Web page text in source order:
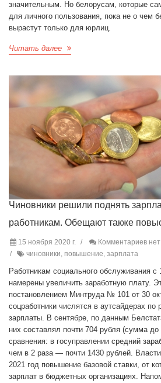
значительным. Но белорусам, которые
для личного пользования, пока не о чем
вырастут только для юрлиц.
Читать далее
Чиновники решили поднять
работникам. Обещают также
15 ноября 2020 г.
Комментариев нет
чиновники, повышение, зарплата
Работникам социального обслуживания с
намерены увеличить заработную плату.
постановлением Минтруда № 101 от 30
соцработники числятся в аутсайдерах по
зарплаты. В сентябре, по данным
них составлял почти 704 рубля (сумма
сравнения: в госуправлении средний
чем в 2 раза — почти 1430 рублей.
2021 год повышение базовой ставки, от
зарплат в бюджетных организациях.